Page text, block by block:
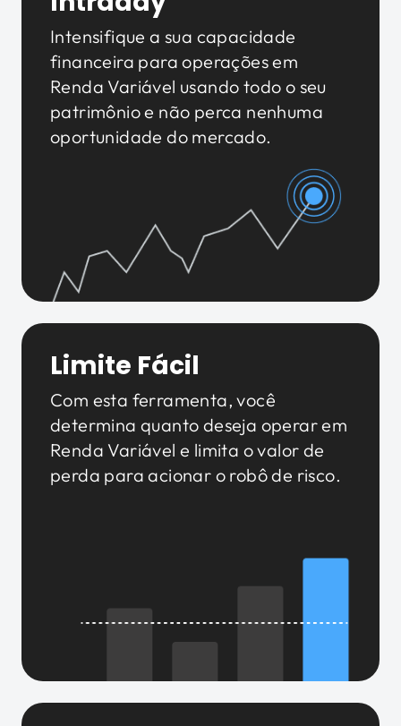
Intensifique a sua capacidade
financeira para operações em
Renda Variável usando todo o seu
patrimônio e não perca nenhuma
oportunidade do mercado.
Limite Fácil
Com esta ferramenta, você
determina quanto deseja operar em
Renda Variável e limita o valor de
perda para acionar o robô de risco.